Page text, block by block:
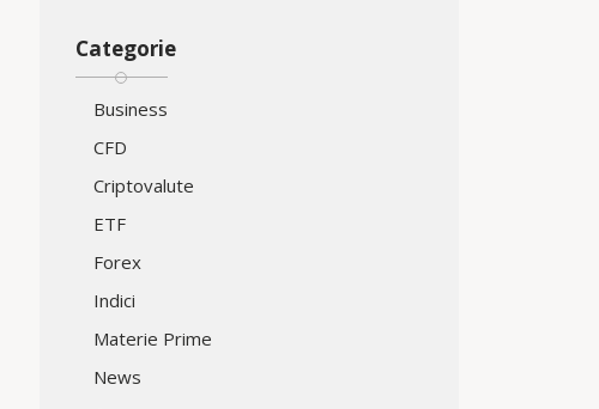
Categorie
Business
CFD
Criptovalute
ETF
Forex
Indici
Materie Prime
News